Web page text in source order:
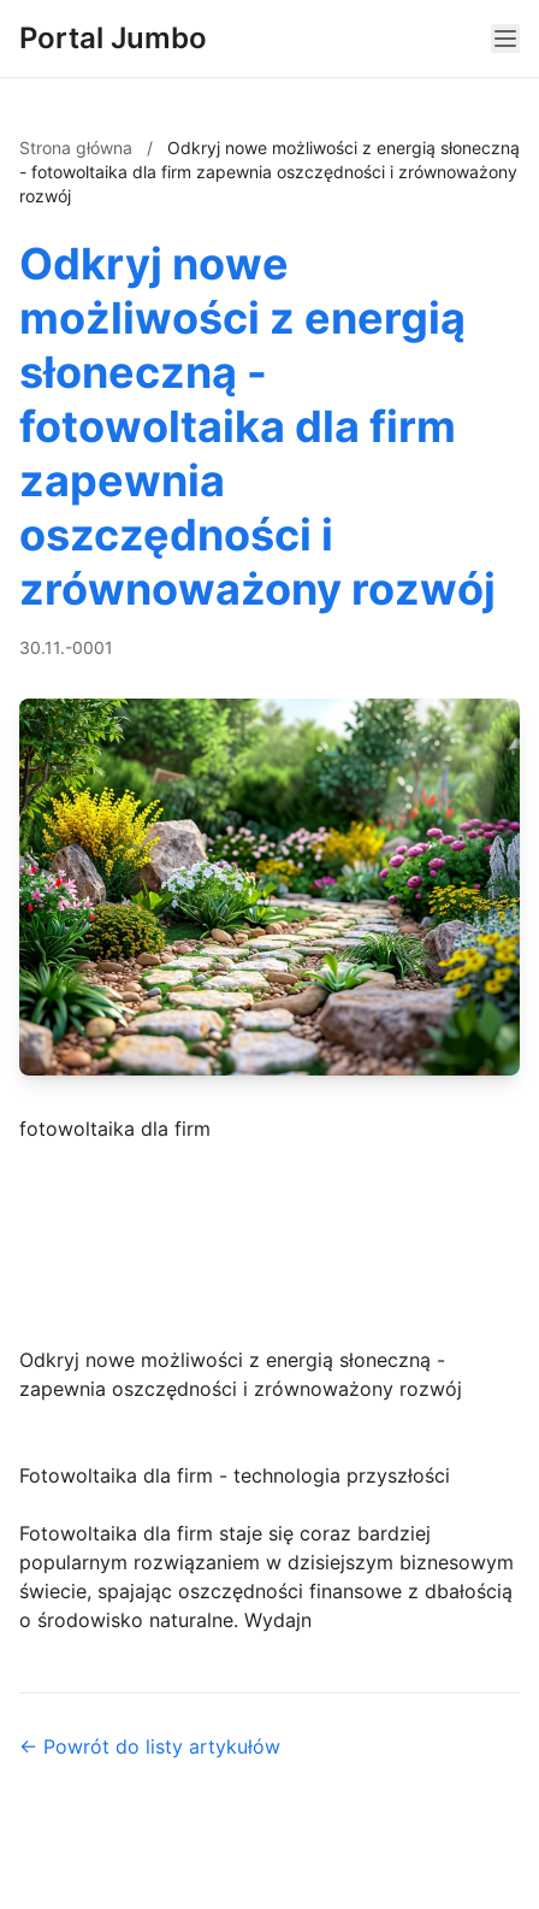
Portal Jumbo
Strona główna /
Odkryj nowe możliwości z energią słoneczną
- fotowoltaika dla firm zapewnia oszczędności i zrównoważony
rozwój
Odkryj nowe
możliwości z energią
słoneczną -
fotowoltaika dla firm
zapewnia
oszczędności i
zrównoważony rozwój
30.11.-0001
fotowoltaika dla firm
Odkryj nowe możliwości z energią słoneczną -
zapewnia oszczędności i zrównoważony rozwój
Fotowoltaika dla firm - technologia przyszłości
Fotowoltaika dla firm staje się coraz bardziej
popularnym rozwiązaniem w dzisiejszym biznesowym
świecie, spajając oszczędności finansowe z dbałością
o środowisko naturalne. Wydajn
← Powrót do listy artykułów